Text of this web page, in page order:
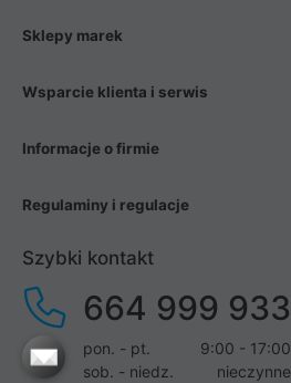
Sklepy marek
Wsparcie klienta i serwis
Informacje o firmie
Regulaminy i regulacje
Szybki kontakt
664 999 933
pon. - pt.
9:00 - 17:00
sob. - niedz.
nieczynne